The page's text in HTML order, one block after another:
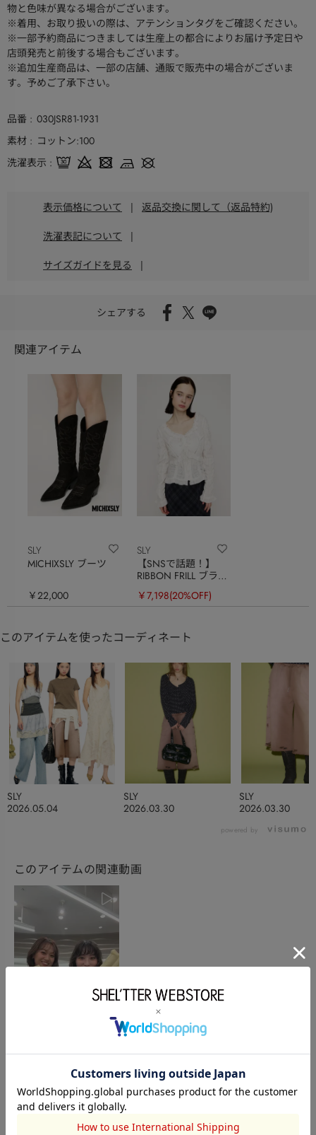
物と色味が異なる場合がございます。
※着用、お取り扱いの際は、アテンションタグをご確認ください。
※一部予約商品につきましては生産上の都合によりお届け予定日や
店頭発売と前後する場合もございます。
※追加生産商品は、一部の店舗、通販で販売中の場合がございま
す。予めご了承下さい。
品番
030JSR81-1931
素材
コットン:100
洗濯表示
表示価格について | 返品交換に関して（返品特約)
洗濯表記について |
サイズガイドを見る |
シェアする
関連アイテム
SLY
MICHIXSLY ブーツ
￥22,000
SLY
【SNSで話題！】
RIBBON FRILL ブラウ
￥7,198(20%OFF)
このアイテムを使ったコーディネート
2026.05.04
SLY
2026.03.30
SLY
2026.03.30
SLY
powered by
このアイテムの関連動画
GW NOVELTY FAIRの
詳細とG...
このアイテムを使ったスタッフコーディネート